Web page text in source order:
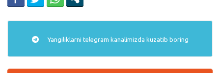
Yangiliklarni telegram kanalimizda kuzatib boring